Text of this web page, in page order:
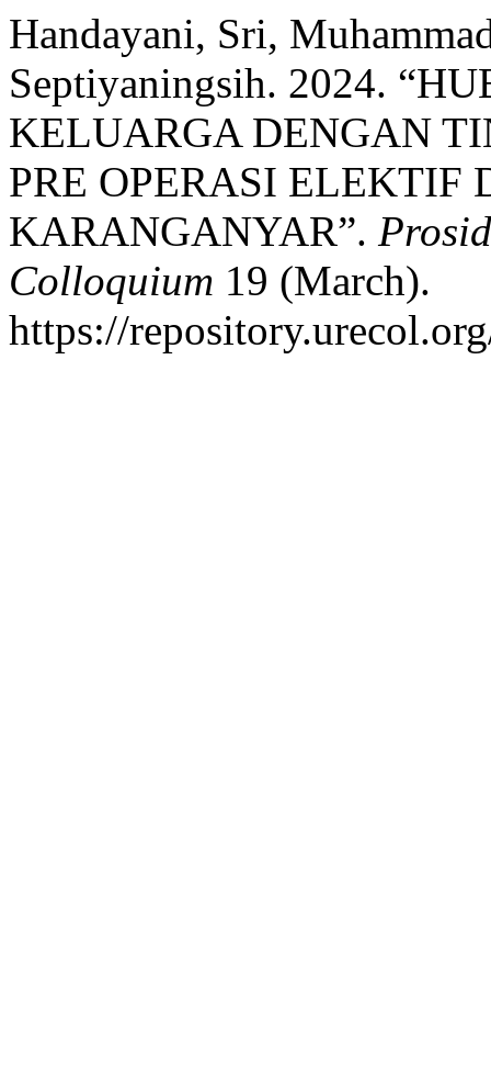
Handayani, Sri,
Septiyaningsih. 2024.
KELUARGA DENGAN
PRE OPERASI
KARANGANYAR”.
Colloquium 19 (March).
https://